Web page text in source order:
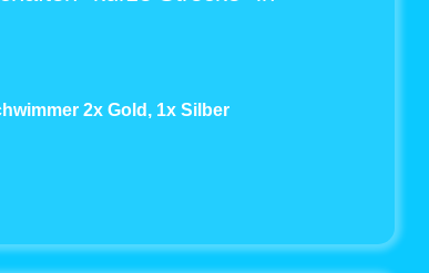
2x Gold, 1x Silber